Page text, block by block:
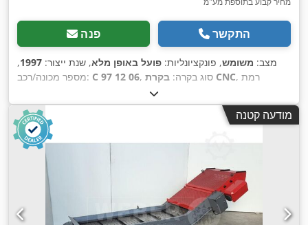
פנה התקשר
מצב: משומש, פונקציונליות: פועל באופן מלא, שנת ייצור: 1997
,
מספר מכונה/רכב: C 97 12 06 , סוג בקרה: בקרת CNC, רמת
הידראולי
עובי מירבי של לוח:6 מ"מ , כוונון מד אחורי: מופעל CNC, מד מדף
אחורי:1,050 מ"מ
, מספר זרועות תמיכה:
ברז זווית
מודעה קטנה